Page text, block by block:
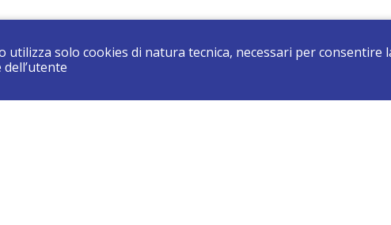
solo cookies di natura tecnica, necessari per